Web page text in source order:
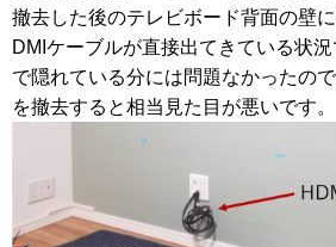
撤去した後のテレビボード背面の壁
DMIケーブルが直接出てきている状
で隠れている分には問題なかったの
を撤去すると相当見た目が悪いです。